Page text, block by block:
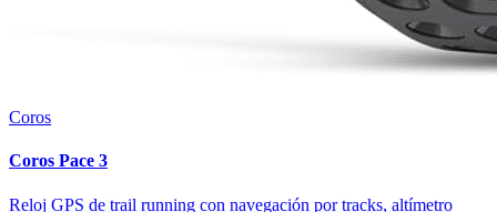
Coros
Coros Pace 3
Reloj GPS de trail running con navegación por tracks, altímetro